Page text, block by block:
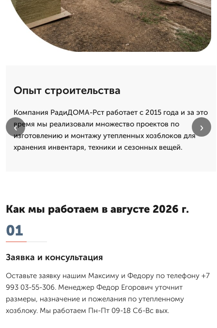
Опыт строительства
Компания РадиДОМА-Рст работает с 2015 года и за это
время мы реализовали множество проектов по
изготовлению и монтажу утепленных хозблоков для
хранения инвентаря, техники и сезонных вещей.
‹ ›
Как мы работаем в августе 2026 г.
01
Заявка и консультация
Оставьте заявку нашим Максиму и Федору по телефону +7
993 03-55-306. Менеджер Федор Егорович уточнит
размеры, назначение и пожелания по утепленному
хозблоку. Мы работаем Пн-Пт 09-18 Сб-Вс вых.